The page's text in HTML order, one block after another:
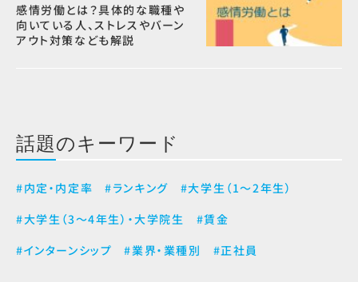
感情労働とは？具体的な職種や
向いている人、ストレスやバーン
アウト対策なども解説
話題のキーワード
#内定・内定率 #ランキング
#大学生（1～2年生）
#大学生（3～4年生）・大学院生
#賃金
#インターンシップ
#業界・業種別 #正社員